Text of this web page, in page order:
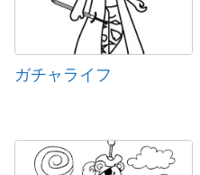
ガチャライフ